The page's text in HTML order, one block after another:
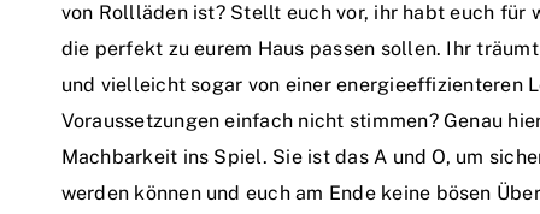
von Rollläden ist? Stellt euch vor, ihr habt euch für
die perfekt zu eurem Haus passen sollen. Ihr
und vielleicht sogar von einer energieeffizienteren
Voraussetzungen einfach nicht stimmen? Genau
Machbarkeit ins Spiel. Sie ist das A und O, um
werden können und euch am Ende keine bösen